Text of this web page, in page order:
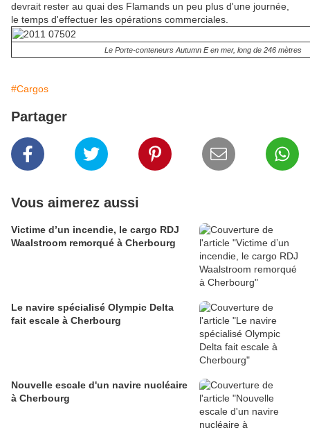
devrait rester au quai des Flamands un peu plus d'une journée,
le temps d'effectuer les opérations commerciales.
Le Porte-conteneurs Autumn E en mer, long de 246 mètres
#Cargos
Partager
Vous aimerez aussi
Victime d’un incendie, le cargo RDJ
Waalstroom remorqué à Cherbourg
Le navire spécialisé Olympic Delta
fait escale à Cherbourg
Nouvelle escale d'un navire nucléaire
à Cherbourg